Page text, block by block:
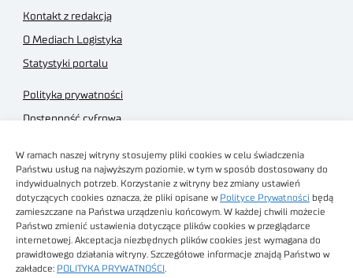
W ramach naszej witryny stosujemy pliki cookies w celu świadczenia
Państwu usług na najwyższym poziomie, w tym w sposób dostosowany do
indywidualnych potrzeb. Korzystanie z witryny bez zmiany ustawień
dotyczących cookies oznacza, że pliki opisane w Polityce Prywatności będą
zamieszczane na Państwa urządzeniu końcowym. W każdej chwili możecie
Państwo zmienić ustawienia dotyczące plików cookies w przeglądarce
internetowej. Akceptacja niezbędnych plików cookies jest wymagana do
prawidłowego działania witryny. Szczegółowe informacje znajdą Państwo w
zakładce: POLITYKA PRYWATNOŚCI
Kontakt z redakcją
O Mediach Logistyka
Statystyki portalu
Polityka prywatności
Dostępność cyfrowa
Regulamin sklepu
Obrazy stockowe
autorstwa